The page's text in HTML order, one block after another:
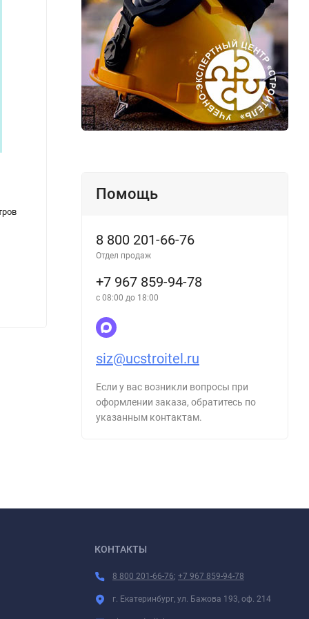
комплектов для защиты от воздействия
Помощь
8 800 201-66-76
Отдел продаж
+7 967 859-94-78
с 08:00 до 18:00
siz@ucstroitel.ru
Если у вас возникли вопросы при
оформлении заказа, обратитесь по
указанным контактам.
КОНТАКТЫ
8 800 201-66-76; +7 967 859-94-78
г. Екатеринбург, ул. Бажова 193, оф. 214